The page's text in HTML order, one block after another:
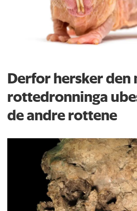
Derfor hersker den
rottedronninga
de andre rottene